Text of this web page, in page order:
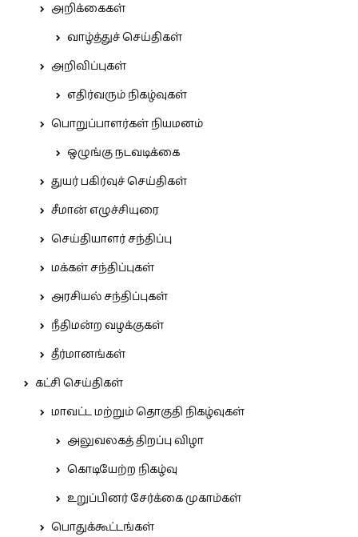
அறிக்கைகள்
வாழ்த்துச் செய்திகள்
அறிவிப்புகள்
எதிர்வரும் நிகழ்வுகள்
பொறுப்பாளர்கள் நியமனம்
ஒழுங்கு நடவடிக்கை
துயர் பகிர்வுச் செய்திகள்
சீமான் எழுச்சியுரை
செய்தியாளர் சந்திப்பு
மக்கள் சந்திப்புகள்
அரசியல் சந்திப்புகள்
நீதிமன்ற வழக்குகள்
தீர்மானங்கள்
கட்சி செய்திகள்
மாவட்ட மற்றும் தொகுதி நிகழ்வுகள்
அலுவலகத் திறப்பு விழா
கொடியேற்ற நிகழ்வு
உறுப்பினர் சேர்க்கை முகாம்கள்
பொதுக்கூட்டங்கள்